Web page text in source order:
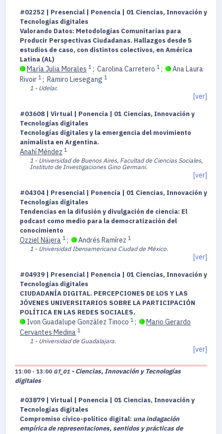
#02252 | Presencial | Ponencia | 01 Ciencias, Innovación y
Tecnologías digitales
Valorando Datos: Metodologías Comunitarias para
Producir Perspectivas Ciudadanas. Hallazgos desde 5
estudios de caso, con distintos colectivos, en América
Latina (AL)
María Julia Morales 1 ; Carolina Carretero 1 ;
Ana Laura
Rivoir 1 ; Ramiro Liesegang 1
1 - Udelar.
[ver]
#03608 | Virtual | Ponencia | 01 Ciencias, Innovación y
Tecnologías digitales
Tecnologías digitales y la emergencia del movimiento
animalista en Argentina.
Anahí Méndez 1
1 - Universidad de Buenos Aires, Facultad de Ciencias Sociales,
Instituto de Investigaciones Gino Germani.
[ver]
#04304 | Presencial | Ponencia | 01 Ciencias, Innovación y
Tecnologías digitales
Tendencias en la difusión y divulgación de ciencia: El
podcast como medio para la democratización del
conocimiento
Ozziel Nájera 1 ; Andrés Ramírez 1
1 - Universidad Iberoamericana Ciudad de México.
[ver]
#04939 | Presencial | Ponencia | 01 Ciencias, Innovación y
Tecnologías digitales
CIUDADANÍA DIGITAL. PERCEPCIONES DE LOS Y LAS
JÓVENES UNIVERSITARIOS SOBRE LA PARTICIPACIÓN
POLÍTICA EN LAS REDES SOCIALES.
Ivon Guadalupe González Tinoco 1 ;
Mario Gerardo
Cervantes Medina 1
1 - Universidad de Guadalajara.
[ver]
11:00 - 13:00 GT_01 - Ciencias, Innovación y Tecnologías
digitales
#03879 | Virtual | Ponencia | 01 Ciencias, Innovación y
Tecnologías digitales
Compromiso cívico-político digital: una indagación
empírica de representaciones, sentidos y prácticas de